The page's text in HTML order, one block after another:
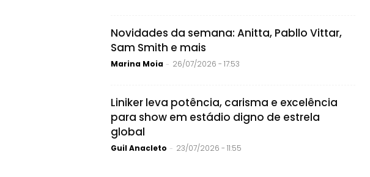
Novidades da semana: Anitta, Pabllo Vittar,
Sam Smith e mais
Marina Moia - 26/07/2026 - 17:53
Liniker leva potência, carisma e excelência
para show em estádio digno de estrela
global
Guil Anacleto - 23/07/2026 - 11:55